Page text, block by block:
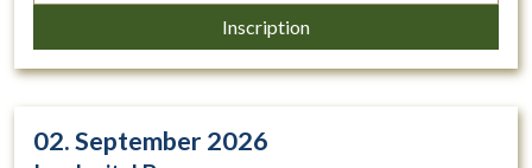
Entrustable Professional Activities)
Inscription
02. September 2026